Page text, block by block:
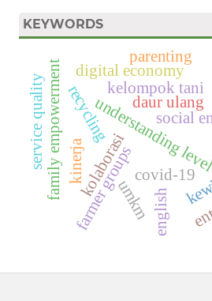
KEYWORDS
understanding
farmer groups
umkm
recycling social
family empowerment daur ulang
kolaborasi
kelompok tani
covid-19
english
digital economy
service quality
parenting
kinerja